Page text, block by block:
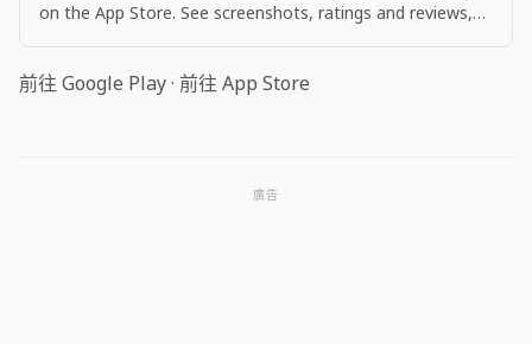
on the App Store. See screenshots, ratings and reviews,
前往 Google Play· 前往 App Store
廣告